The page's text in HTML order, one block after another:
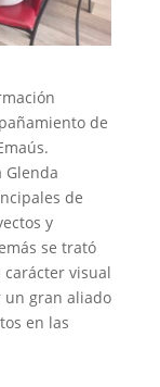
de
Glenda
de
y
se trató
visual
un gran aliado
en las